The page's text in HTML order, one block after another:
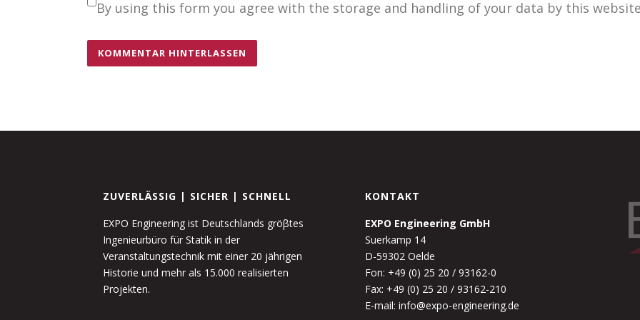
By using this form you agree with the storage and handling of your data by this
ZUVERLÄSSIG | SICHER | SCHNELL
EXPO Engineering ist Deutschlands gröβtes
Ingenieurbüro für Statik in der
Veranstaltungstechnik mit einer 20 jährigen
Historie und mehr als 15.000 realisierten
Projekten.
KONTAKT
EXPO Engineering GmbH
Suerkamp 14
D-59302 Oelde
Fon: +49 (0) 25 20 / 93162-0
Fax: +49 (0) 25 20 / 93162-210
E-mail: info@expo-engineering.de